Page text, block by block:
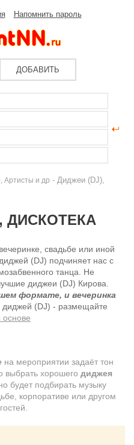
Напомнить пароль
ДОБАВИТЬ
Артисты и др - Диджеи (DJ),
ДИСКОТЕКА
свадьбе или иной
(DJ) подчиняет нас с
танца. Не
диджеи (DJ) Кирова.
формате, и вечеринка
(DJ) - размещайте
основе
на мероприятии задаёт тон
выбрать хорошего диджея
будет подбирать музыку
корпоративе или другом